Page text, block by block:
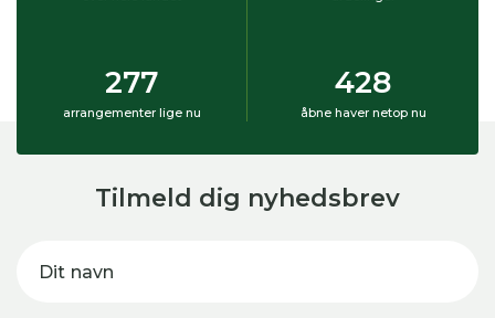
277
arrangementer lige nu
428
åbne haver netop nu
Tilmeld dig nyhedsbrev
Dit navn